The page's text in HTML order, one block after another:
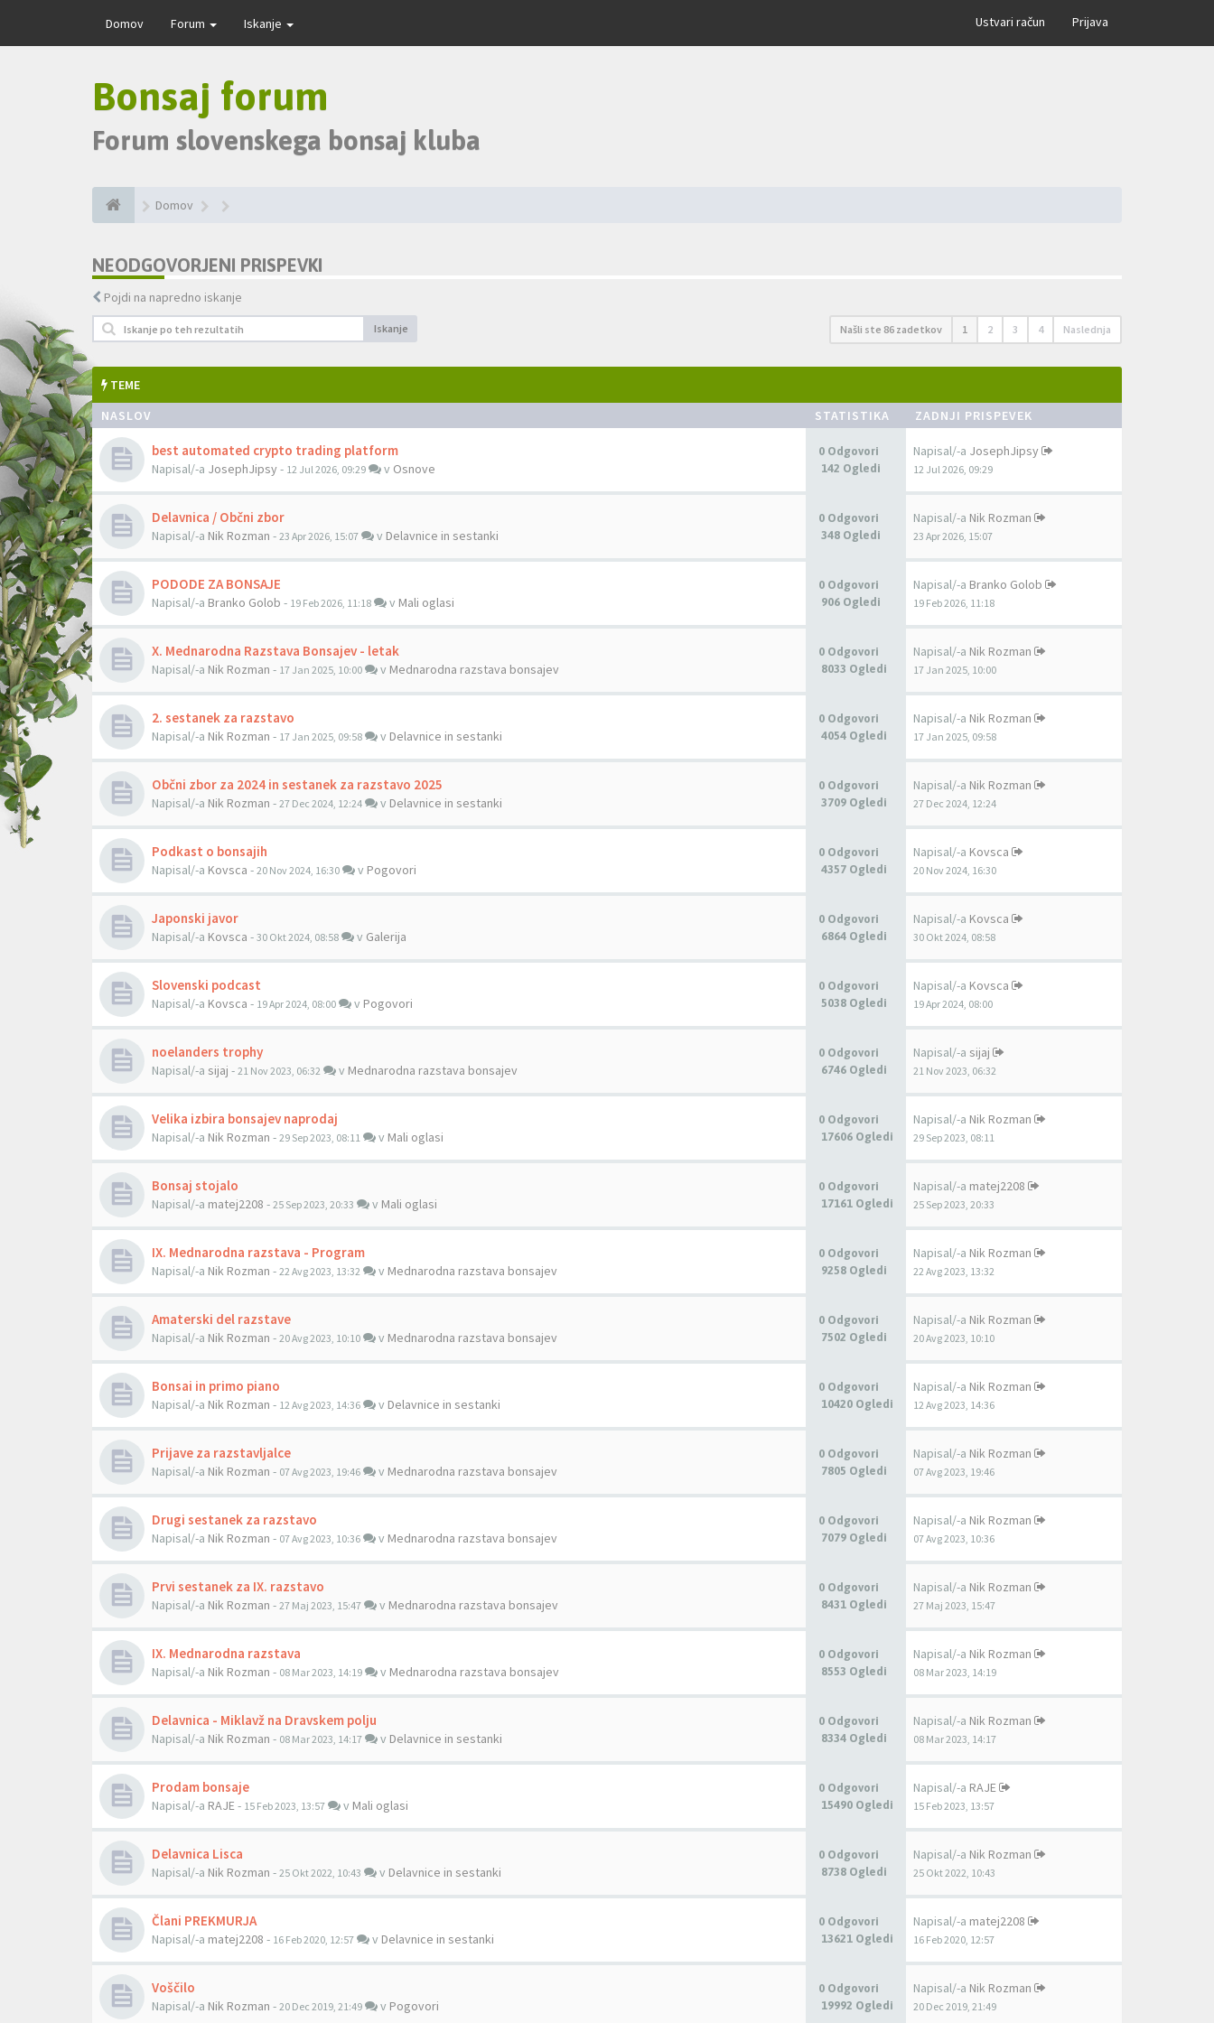
Domov Forum Iskanje Ustvari račun Prijava ×
Bonsaj forum
Forum slovenskega bonsaj kluba
Domov
NEODGOVORJENI PRISPEVKI
Pojdi na napredno iskanje
Iskanje Našli ste 86 zadetkov 1 2 3 4 Naslednja
TEME
NASLOV
STATISTIKA ZADNJI PRISPEVEK
best automated crypto trading platform
Napisal/-a JosephJipsy- 12 Jul 2026, 09:29 v Osnove
0 Odgovori
142 Ogledi
Napisal/-a JosephJipsy
12 Jul 2026, 09:29
Delavnica / Občni zbor
Napisal/-a Nik Rozman - 23 Apr 2026, 15:07 v Delavnice in sestanki
0 Odgovori
348 Ogledi
Napisal/-a Nik Rozman
23 Apr 2026, 15:07
PODODE ZA BONSAJE
Napisal/-a Branko Golob - 19 Feb 2026, 11:18 v Mali oglasi
0 Odgovori
906 Ogledi
Napisal/-a Branko Golob
19 Feb 2026, 11:18
X. Mednarodna Razstava Bonsajev - letak
Napisal/-a Nik Rozman - 17 Jan 2025, 10:00 v Mednarodna razstava bonsajev
0 Odgovori
8033 Ogledi
Napisal/-a Nik Rozman
17 Jan 2025, 10:00
2. sestanek za razstavo
Napisal/-a Nik Rozman - 17 Jan 2025, 09:58 v Delavnice in sestanki
0 Odgovori
4054 Ogledi
Napisal/-a Nik Rozman
17 Jan 2025, 09:58
Občni zbor za 2024 in sestanek za razstavo 2025
Napisal/-a Nik Rozman - 27 Dec 2024, 12:24 v Delavnice in sestanki
0 Odgovori
3709 Ogledi
Napisal/-a Nik Rozman
27 Dec 2024, 12:24
Podkast o bonsajih
Napisal/-a Kovsca - 20 Nov 2024, 16:30 v Pogovori
0 Odgovori
4357 Ogledi
Napisal/-a Kovsca
20 Nov 2024, 16:30
Japonski javor
Napisal/-a Kovsca - 30 Okt 2024, 08:58 v Galerija
0 Odgovori
6864 Ogledi
Napisal/-a Kovsca
30 Okt 2024, 08:58
Slovenski podcast
Napisal/-a Kovsca - 19 Apr 2024, 08:00 v Pogovori
0 Odgovori
5038 Ogledi
Napisal/-a Kovsca
19 Apr 2024, 08:00
noelanders trophy
Napisal/-a sijaj - 21 Nov 2023, 06:32 v Mednarodna razstava bonsajev
0 Odgovori
6746 Ogledi
Napisal/-a sijaj
21 Nov 2023, 06:32
Velika izbira bonsajev naprodaj
Napisal/-a Nik Rozman - 29 Sep 2023, 08:11 v Mali oglasi
0 Odgovori
17606 Ogledi
Napisal/-a Nik Rozman
29 Sep 2023, 08:11
Bonsaj stojalo
Napisal/-a matej2208 - 25 Sep 2023, 20:33 v Mali oglasi
0 Odgovori
17161 Ogledi
Napisal/-a matej2208
25 Sep 2023, 20:33
IX. Mednarodna razstava - Program
Napisal/-a Nik Rozman - 22 Avg 2023, 13:32 v Mednarodna razstava bonsajev
0 Odgovori
9258 Ogledi
Napisal/-a Nik Rozman
22 Avg 2023, 13:32
Amaterski del razstave
Napisal/-a Nik Rozman - 20 Avg 2023, 10:10 v Mednarodna razstava bonsajev
0 Odgovori
7502 Ogledi
Napisal/-a Nik Rozman
20 Avg 2023, 10:10
Bonsai in primo piano
Napisal/-a Nik Rozman - 12 Avg 2023, 14:36 v Delavnice in sestanki
0 Odgovori
10420 Ogledi
Napisal/-a Nik Rozman
12 Avg 2023, 14:36
Prijave za razstavljalce
Napisal/-a Nik Rozman - 07 Avg 2023, 19:46 v Mednarodna razstava bonsajev
0 Odgovori
7805 Ogledi
Napisal/-a Nik Rozman
07 Avg 2023, 19:46
Drugi sestanek za razstavo
Napisal/-a Nik Rozman - 07 Avg 2023, 10:36 v Mednarodna razstava bonsajev
0 Odgovori
7079 Ogledi
Napisal/-a Nik Rozman
07 Avg 2023, 10:36
Prvi sestanek za IX. razstavo
Napisal/-a Nik Rozman - 27 Maj 2023, 15:47 v Mednarodna razstava bonsajev
0 Odgovori
8431 Ogledi
Napisal/-a Nik Rozman
27 Maj 2023, 15:47
IX. Mednarodna razstava
Napisal/-a Nik Rozman - 08 Mar 2023, 14:19 v Mednarodna razstava bonsajev
0 Odgovori
8553 Ogledi
Napisal/-a Nik Rozman
08 Mar 2023, 14:19
Delavnica - Miklavž na Dravskem polju
Napisal/-a Nik Rozman - 08 Mar 2023, 14:17 v Delavnice in sestanki
0 Odgovori
8334 Ogledi
Napisal/-a Nik Rozman
08 Mar 2023, 14:17
Prodam bonsaje
Napisal/-a RAJE- 15 Feb 2023, 13:57 v Mali oglasi
0 Odgovori
15490 Ogledi
Napisal/-a RAJE
15 Feb 2023, 13:57
Delavnica Lisca
Napisal/-a Nik Rozman - 25 Okt 2022, 10:43 v Delavnice in sestanki
0 Odgovori
8738 Ogledi
Napisal/-a Nik Rozman
25 Okt 2022, 10:43
Člani PREKMURJA
Napisal/-a matej2208 - 16 Feb 2020, 12:57 v Delavnice in sestanki
0 Odgovori
13621 Ogledi
Napisal/-a matej2208
16 Feb 2020, 12:57
Voščilo
Napisal/-a Nik Rozman - 20 Dec 2019, 21:49 v Pogovori
0 Odgovori
19992 Ogledi
Napisal/-a Nik Rozman
20 Dec 2019, 21:49